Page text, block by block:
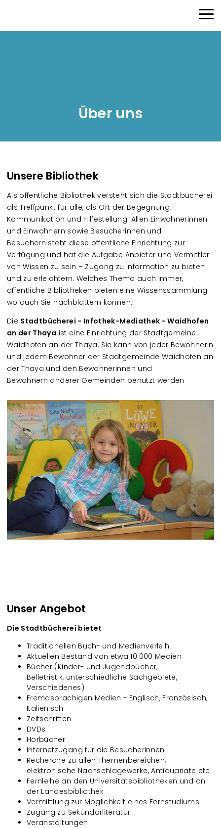
Über uns
Unsere Bibliothek
Als öffentliche Bibliothek versteht sich die Stadtbücherei
als Treffpunkt für alle, als Ort der Begegnung,
Kommunikation und Hilfestellung. Allen Einwohnerinnen
und Einwohnern sowie Besucherinnen und
Besuchern steht diese öffentliche Einrichtung zur
Verfügung und hat die Aufgabe Anbieter und Vermittler
von Wissen zu sein – Zugang zu Information zu bieten
und zu erleichtern. Welches Thema auch immer,
öffentliche Bibliotheken bieten eine Wissenssammlung
wo auch Sie nachblättern können.
Die Stadtbücherei - Infothek-Mediathek - Waidhofen
an der Thaya ist eine Einrichtung der Stadtgemeine
Waidhofen an der Thaya. Sie kann von jeder Bewohnerin
und jedem Bewohner der Stadtgemeinde Waidhofen an
der Thaya und den Bewohnerinnen und
Bewohnern anderer Gemeinden benutzt werden
Unser Angebot
Die Stadtbücherei bietet
Traditionellen Buch- und Medienverleih
Aktuellen Bestand von etwa 10.000 Medien
Bücher (Kinder- und Jugendbücher,
Belletristik, unterschiedliche Sachgebiete,
Verschiedenes)
Fremdsprachigen Medien - Englisch, Französisch,
Italienisch
Zeitschriften
DVDs
Hörbücher
Internetzugang für die BesucherInnen
Recherche zu allen Themenbereichen;
elektronische Nachschlagewerke, Antiquariate etc.
Fernleihe an den Universitätsbibliotheken und an
der Landesbibliothek
Vermittlung zur Möglichkeit eines Fernstudiums
Zugang zu Sekundärliteratur
Veranstaltungen